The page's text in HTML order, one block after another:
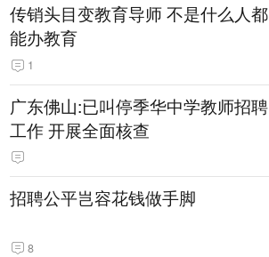
传销头目变教育导师 不是什么人都
能办教育
1
广东佛山:已叫停季华中学教师招聘
工作 开展全面核查
招聘公平岂容花钱做手脚
8